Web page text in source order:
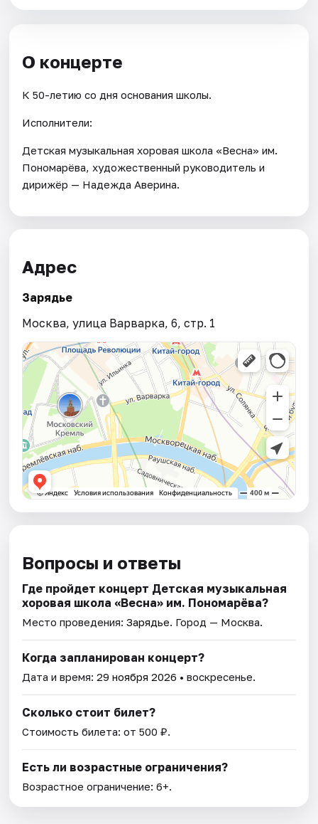
О концерте
К 50-летию со дня основания школы.
Исполнители:
Детская музыкальная хоровая школа «Весна» им.
Пономарёва, художественный руководитель и
дирижёр — Надежда Аверина.
Адрес
Зарядье
Москва, улица Варварка, 6, стр. 1
Вопросы и ответы
Где пройдет концерт Детская музыкальная
хоровая школа «Весна» им. Пономарёва?
Место проведения:Зарядье. Город — Москва.
Когда запланирован концерт?
Дата и время:29 ноября 2026 • воскресенье.
Сколько стоит билет?
Стоимость билета: от 500 ₽.
Есть ли возрастные ограничения?
Возрастное ограничение: 6+.